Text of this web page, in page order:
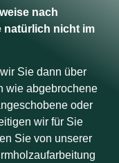
nach
natürlich nicht im
Sie dann über
wie abgebrochene
oder
wir für Sie
Sie von unserer